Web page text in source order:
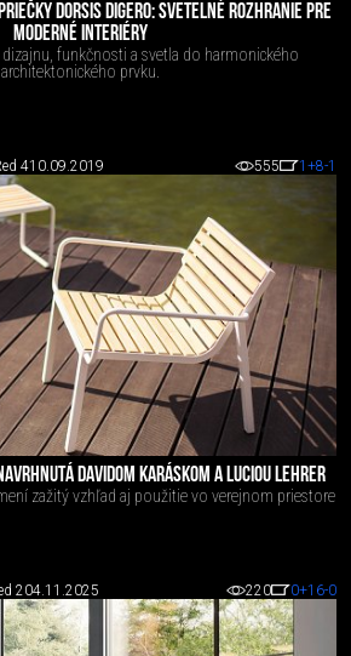
DORSIS DIGERO: SVETELNÉ ROZHRANIE PRE
MODERNÉ INTERIÉRY
funkčnosti a svetla do harmonického
architektonického prvku.
410.09.2019 555 1 +8-1
DAVIDOM KARÁSKOM A LUCIOU LEHRER
zažitý vzhľad aj použitie vo verejnom priestore
2 04.11.2025 220 0+16-0